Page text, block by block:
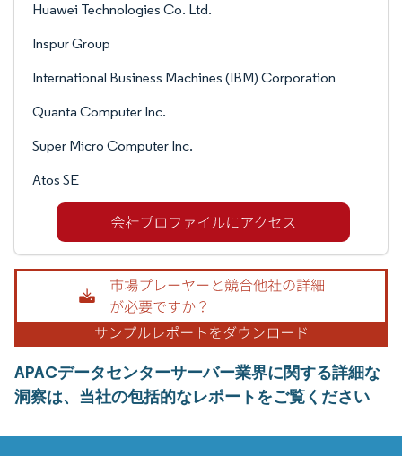
Huawei Technologies Co. Ltd.
Inspur Group
International Business Machines (IBM) Corporation
Quanta Computer Inc.
Super Micro Computer Inc.
Atos SE
APACデータセンターサーバー業界に関する詳細な
洞察は、当社の包括的なレポートをご覧ください